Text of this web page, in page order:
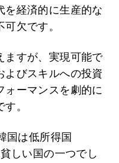
を経済的に生産的な
欠です。
ますが、実現可能で
よびスキルへの投資
ォーマンスを劇的に
。
国は低所得国
しい国の一つでし